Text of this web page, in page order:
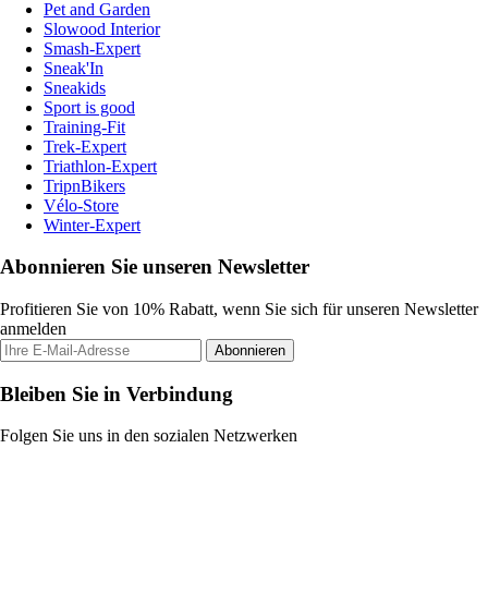
Pet and Garden
Slowood Interior
Smash-Expert
Sneak'In
Sneakids
Sport is good
Training-Fit
Trek-Expert
Triathlon-Expert
TripnBikers
Vélo-Store
Winter-Expert
Abonnieren Sie unseren Newsletter
Profitieren Sie von 10% Rabatt, wenn Sie sich für unseren Newsletter
anmelden
Abonnieren
Bleiben Sie in Verbindung
Folgen Sie uns in den sozialen Netzwerken